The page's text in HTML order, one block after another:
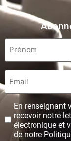
Prénom
Email
Protection
des
données
personnelles
En renseignant
recevoir notre
électronique et
de notre